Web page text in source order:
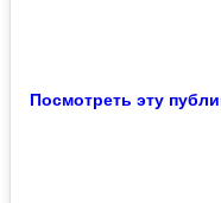
Посмотреть эту